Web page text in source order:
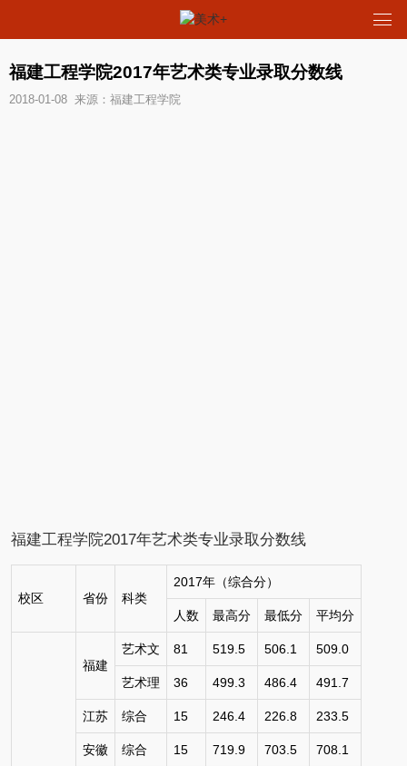
福建工程学院2017年艺术类专业录取分数线
2018-01-08 来源：福建工程学院
福建工程学院2017年艺术类专业录取分数线
校区 省份 科类
2017年（综合分）
人数 最高分 最低分 平均分
福建
艺术文 81 519.5 506.1 509.0
艺术理 36 499.3 486.4 491.7
江苏 综合 15 246.4 226.8 233.5
安徽 综合 15 719.9 703.5 708.1